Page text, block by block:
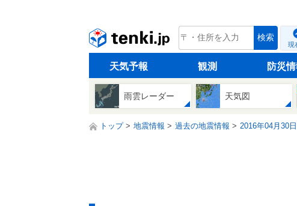
tenki.jp 検索
現
天気予報 観測 防災
雨雲レーダー 天気図
トップ 地震情報 過去の地震情報 2016年04月30日